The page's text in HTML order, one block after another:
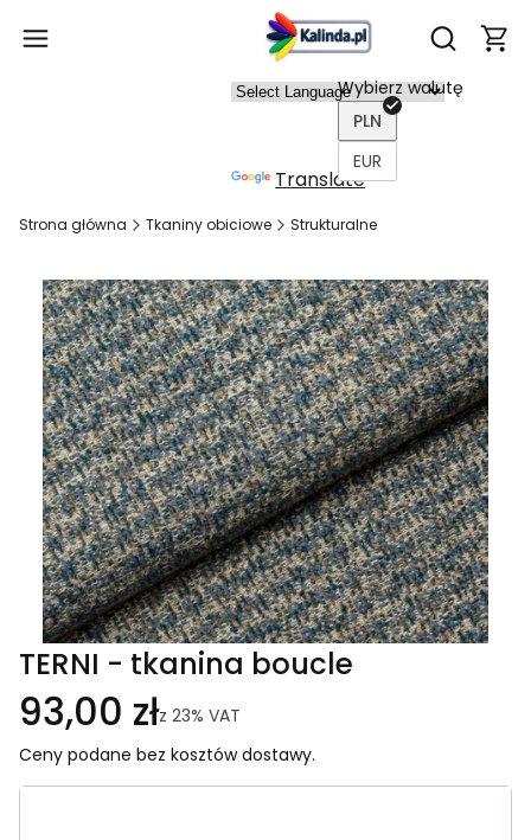
Otwórz
Translate
Wybierz walutę
PLN
EUR
Strona główna Tkaniny obiciowe Strukturalne
TERNI - tkanina boucle
93,00 złz 23% VAT
Ceny podane bez kosztów dostawy.